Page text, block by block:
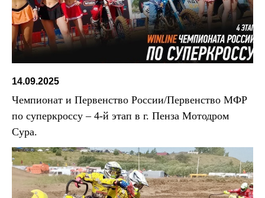
14.09.2025
Чемпионат и Первенство России/Первенство МФР
по суперкроссу – 4-й этап в г. Пенза Мотодром
Сура.